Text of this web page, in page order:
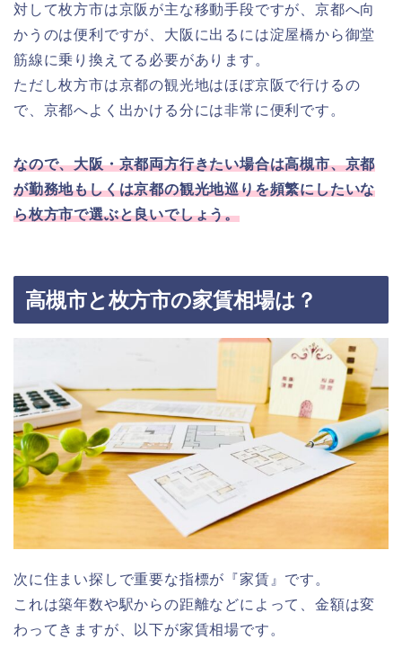
対して枚方市は京阪が主な移動手段ですが、京都へ向
かうのは便利ですが、大阪に出るには淀屋橋から御堂
筋線に乗り換えてる必要があります。
ただし枚方市は京都の観光地はほぼ京阪で行けるの
で、京都へよく出かける分には非常に便利です。
なので、大阪・京都両方行きたい場合は高槻市、京都
が勤務地もしくは京都の観光地巡りを頻繁にしたいな
ら枚方市で選ぶと良いでしょう。
高槻市と枚方市の家賃相場は？
次に住まい探しで重要な指標が『家賃』です。
これは築年数や駅からの距離などによって、金額は変
わってきますが、以下が家賃相場です。